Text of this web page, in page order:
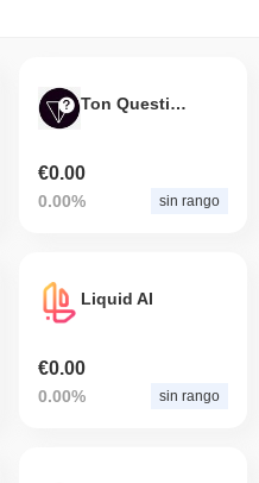
Ton Question
€0.00
0.00% sin rango
Liquid AI
€0.00
0.00% sin rango